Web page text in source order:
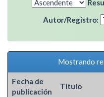
Autor/Registro:
Mostrando
Fecha de
publicación
Título